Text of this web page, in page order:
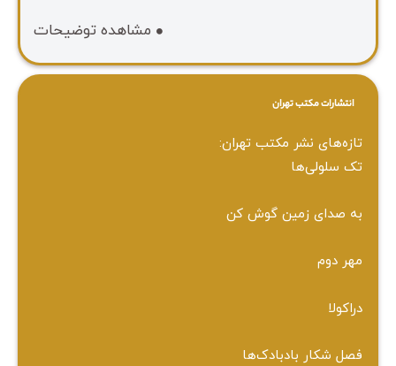
مشاهده توضیحات
انتشارات مکتب تهران
تازه‌های نشر مکتب تهران:
تک سلولی‌ها
به صدای زمین گوش کن
مهر دوم
دراکولا
فصل شکار بادبادک‌ها